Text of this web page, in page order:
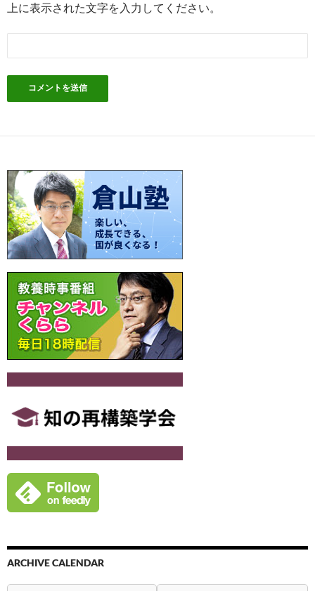
上に表示された文字を入力してください。
ARCHIVE CALENDAR